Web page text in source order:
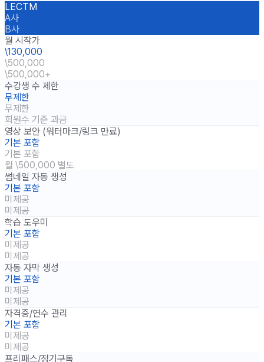
LECTM
A사
B사
월 시작가
\130,000
\500,000
\500,000+
수강생 수 제한
무제한
무제한
회원수 기준 과금
영상 보안 (워터마크/링크 만료)
기본 포함
기본 포함
월 \500,000 별도
썸네일 자동 생성
기본 포함
미제공
미제공
학습 도우미
기본 포함
미제공
미제공
자동 자막 생성
기본 포함
미제공
미제공
자격증/연수 관리
기본 포함
미제공
미제공
프리패스/정기구독